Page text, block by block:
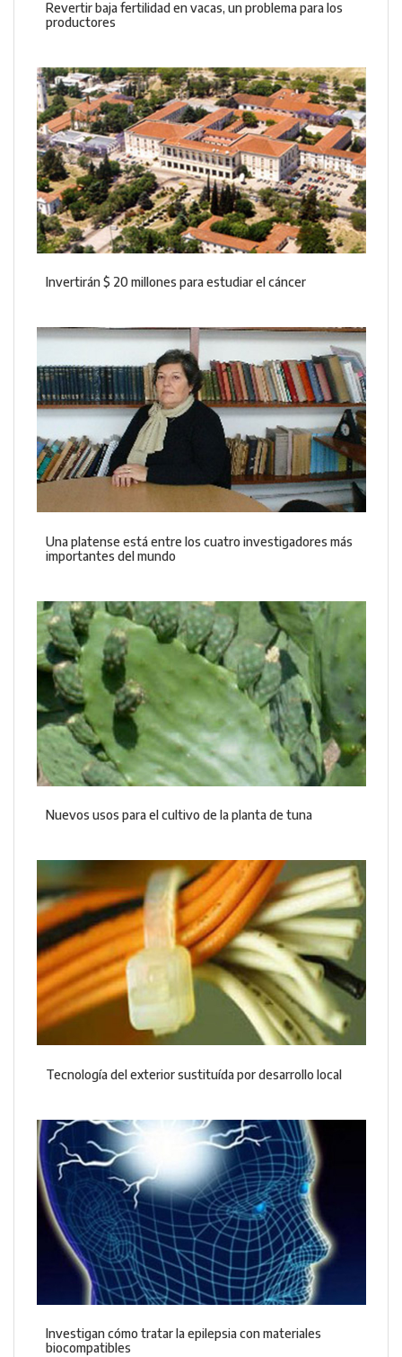
Revertir baja fertilidad en vacas, un problema para los
productores
Invertirán $ 20 millones para estudiar el cáncer
Una platense está entre los cuatro investigadores más
importantes del mundo
Nuevos usos para el cultivo de la planta de tuna
Tecnología del exterior sustituída por desarrollo local
Investigan cómo tratar la epilepsia con materiales
biocompatibles